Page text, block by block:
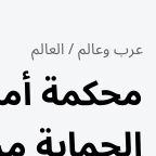
عرب وعالم/العالم
محكمة